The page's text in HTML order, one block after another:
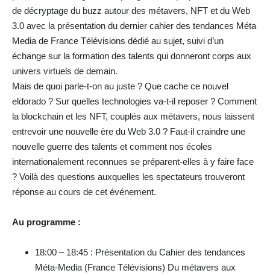
de décryptage du buzz autour des métavers, NFT et du Web
3.0 avec la présentation du dernier cahier des tendances Méta
Media de France Télévisions dédié au sujet, suivi d’un
échange sur la formation des talents qui donneront corps aux
univers virtuels de demain.
Mais de quoi parle-t-on au juste ? Que cache ce nouvel
eldorado ? Sur quelles technologies va-t-il reposer ? Comment
la blockchain et les NFT, couplés aux métavers, nous laissent
entrevoir une nouvelle ère du Web 3.0 ? Faut-il craindre une
nouvelle guerre des talents et comment nos écoles
internationalement reconnues se préparent-elles à y faire face
? Voilà des questions auxquelles les spectateurs trouveront
réponse au cours de cet événement.
Au programme :
18:00 – 18:45 : Présentation du Cahier des tendances
Méta-Media (France Télévisions) Du métavers aux